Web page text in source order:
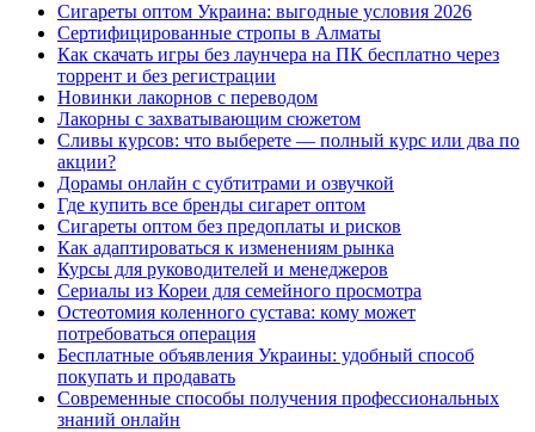
Сигареты оптом Украина: выгодные условия 2026
Сертифицированные стропы в Алматы
Как скачать игры без лаунчера на ПК бесплатно через
торрент и без регистрации
Новинки лакорнов с переводом
Лакорны с захватывающим сюжетом
Сливы курсов: что выберете — полный курс или два по
акции?
Дорамы онлайн с субтитрами и озвучкой
Где купить все бренды сигарет оптом
Сигареты оптом без предоплаты и рисков
Как адаптироваться к изменениям рынка
Курсы для руководителей и менеджеров
Сериалы из Кореи для семейного просмотра
Остеотомия коленного сустава: кому может
потребоваться операция
Бесплатные объявления Украины: удобный способ
покупать и продавать
Современные способы получения профессиональных
знаний онлайн